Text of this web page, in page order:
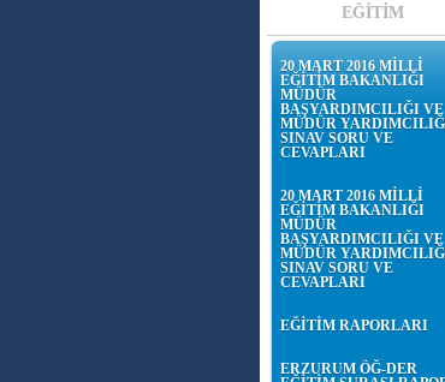
EĞİTİM
20 MART 2016 MİLLİ
EĞİTİM BAKANLIĞI
MÜDÜR
BAŞYARDIMCILIĞI VE
MÜDÜR
SINAV SORU VE
CEVAPLARI
20 MART 2016 MİLLİ
EĞİTİM BAKANLIĞI
MÜDÜR
BAŞYARDIMCILIĞI VE
MÜDÜR
SINAV SORU VE
CEVAPLARI
EĞİTİM RAPORLARI
ERZURUM ÖĞ-DER